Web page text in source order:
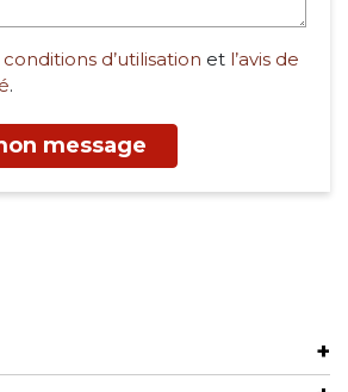
conditions d’utilisation et l’avis de
.
message